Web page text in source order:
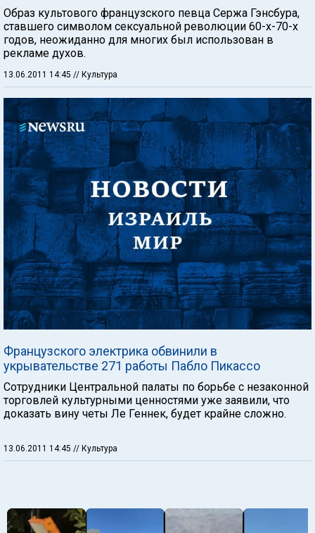
Образ культового французского певца Сержа Гэнсбура,
ставшего символом сексуальной революции 60-х-70-х
годов, неожиданно для многих был использован в
рекламе духов.
13.06.2011 14:45 // Культура
Французского электрика обвинили в
укрывательстве 271 работы Пабло Пикассо
Сотрудники Центральной палаты по борьбе с незаконной
торговлей культурными ценностями уже заявили, что
доказать вину четы Ле Геннек, будет крайне сложно.
13.06.2011 14:45 // Культура